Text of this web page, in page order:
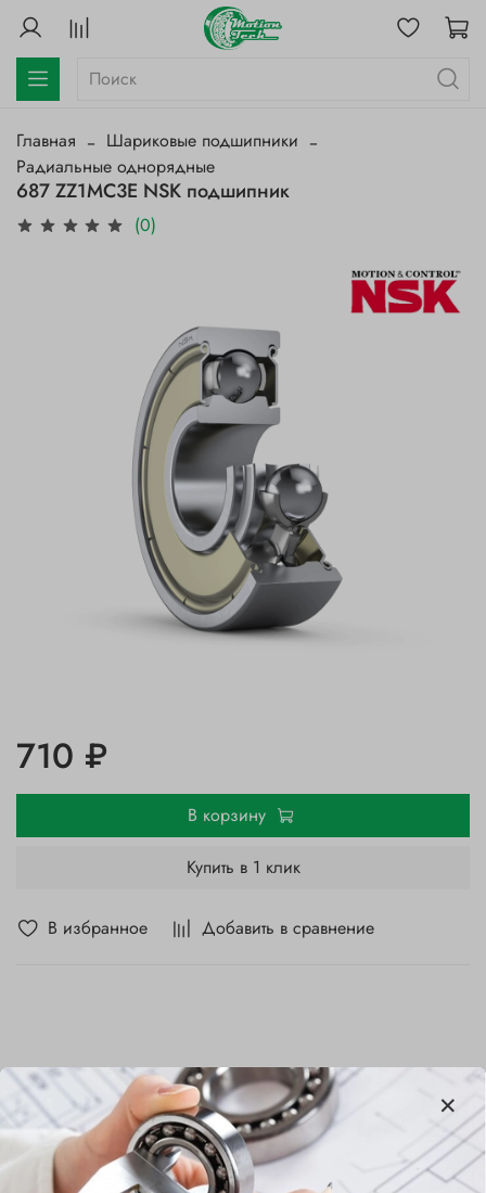
Главная
Шариковые подшипники
Радиальные однорядные
687 ZZ1MC3E NSK подшипник
(0)
В избранное Добавить в сравнение
710 ₽
В корзину
Купить в 1 клик
Характеристики
Бренд